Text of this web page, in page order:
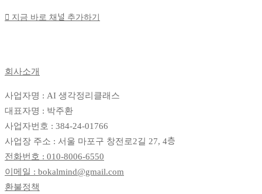
지금 바로 채널 추가하기
회사소개
사업자명 : AI 생각정리클래스
대표자명 : 박주환
사업자번호 : 384-24-01766
사업장 주소 : 서울 마포구 창전로2길 27, 4층
전화번호 : 010-8006-6550
이메일 : bokalmind@gmail.com
환불정책